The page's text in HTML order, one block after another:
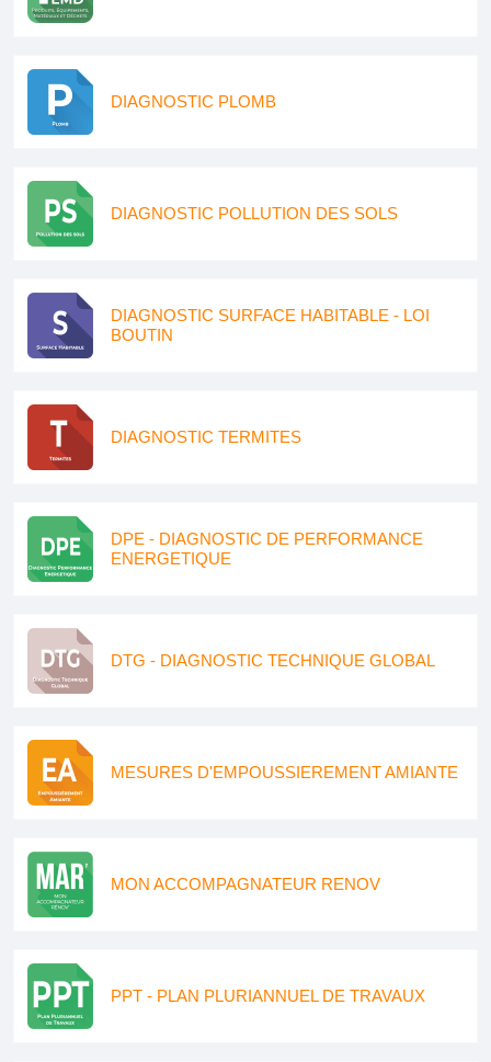
DIAGNOSTIC PLOMB
DIAGNOSTIC POLLUTION DES SOLS
DIAGNOSTIC SURFACE HABITABLE - LOI
BOUTIN
DIAGNOSTIC TERMITES
DPE - DIAGNOSTIC DE PERFORMANCE
ENERGETIQUE
DTG - DIAGNOSTIC TECHNIQUE GLOBAL
MESURES D'EMPOUSSIEREMENT AMIANTE
MON ACCOMPAGNATEUR RENOV
PPT - PLAN PLURIANNUEL DE TRAVAUX